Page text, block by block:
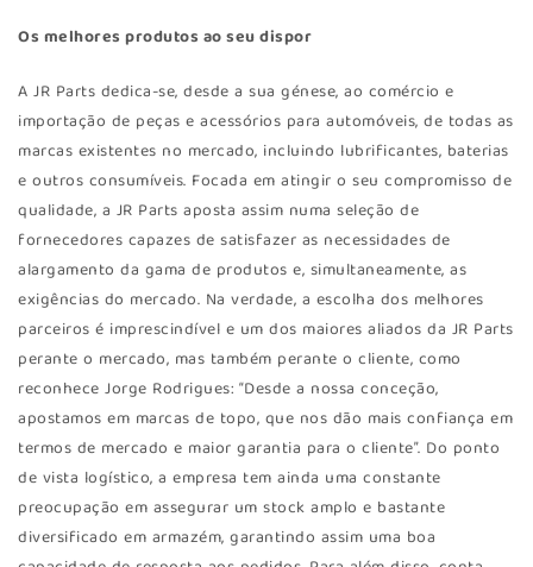
Os melhores produtos ao seu dispor
A JR Parts dedica-se, desde a sua génese, ao comércio e
importação de peças e acessórios para automóveis, de todas as
marcas existentes no mercado, incluindo lubrificantes, baterias
e outros consumíveis. Focada em atingir o seu compromisso de
qualidade, a JR Parts aposta assim numa seleção de
fornecedores capazes de satisfazer as necessidades de
alargamento da gama de produtos e, simultaneamente, as
exigências do mercado. Na verdade, a escolha dos melhores
parceiros é imprescindível e um dos maiores aliados da JR Parts
perante o mercado, mas também perante o cliente, como
reconhece Jorge Rodrigues: “Desde a nossa conceção,
apostamos em marcas de topo, que nos dão mais confiança em
termos de mercado e maior garantia para o cliente”. Do ponto
de vista logístico, a empresa tem ainda uma constante
preocupação em assegurar um stock amplo e bastante
diversificado em armazém, garantindo assim uma boa